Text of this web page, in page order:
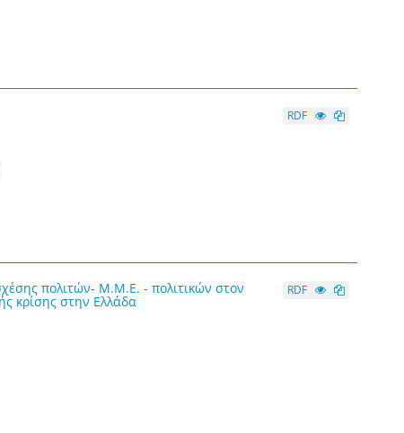
RDF
πολιτών- Μ.Μ.Ε. - πολιτικών στον
κρίσης στην Ελλάδα
RDF